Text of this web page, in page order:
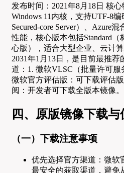
发布时间：2021年8月18日 核
Windows 11内核，支持UTF-8
Secured-core Server）、Azure
性能，核心版本包括Standard（
心版），适合大型企业、云计
2031年1月13日，是目前最推
道：1. 微软VLSC（批量许可
微软官方评估版：可下载评估
阅：开发者可下载全版本镜像。
四、原版镜像下载
（一）下载注意事项
优先选择官方渠道：微软
最安全的获取渠道，避免